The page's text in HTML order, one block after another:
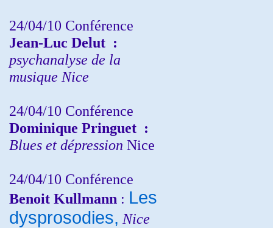
24/04/10 Conférence
Jean-Luc Delut :
psychanalyse de la
musique Nice
24/04/10 Conférence
Dominique Pringuet :
Blues et dépression Nice
24/04/10 Conférence
Benoit Kullmann : Les
dysprosodies, Nice